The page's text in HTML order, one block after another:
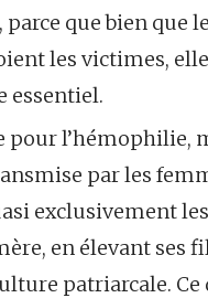
que bien que
les victimes,
essentiel.
pour l’hémophilie,
par les
exclusivement les
en élevant ses
patriarcale. Ce